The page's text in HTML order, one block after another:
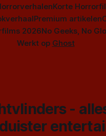
Korte
Premium artikelen
2026No Geeks, No
Werkt op Ghost
-